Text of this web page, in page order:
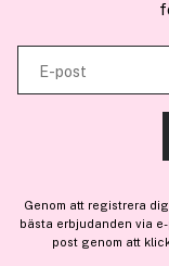
kombinera
tillhandahållit eller
tjänster.
En del av
E-post
Genom att registrera
bästa erbjudanden via
post genom att